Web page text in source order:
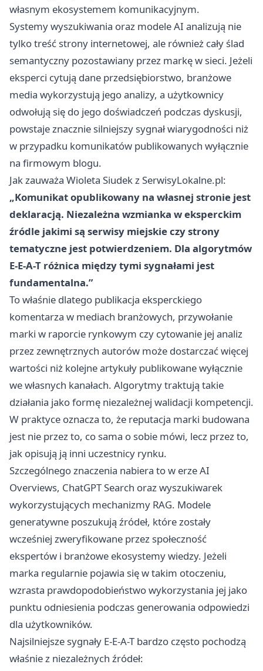
własnym ekosystemem komunikacyjnym.
Systemy wyszukiwania oraz modele AI analizują nie
tylko treść strony internetowej, ale również cały ślad
semantyczny pozostawiany przez markę w sieci. Jeżeli
eksperci cytują dane przedsiębiorstwo, branżowe
media wykorzystują jego analizy, a użytkownicy
odwołują się do jego doświadczeń podczas dyskusji,
powstaje znacznie silniejszy sygnał wiarygodności niż
w przypadku komunikatów publikowanych wyłącznie
na firmowym blogu.
Jak zauważa Wioleta Siudek z SerwisyLokalne.pl:
„Komunikat opublikowany na własnej stronie jest
deklaracją. Niezależna wzmianka w eksperckim
źródle jakimi są serwisy miejskie czy strony
tematyczne jest potwierdzeniem. Dla algorytmów
E-E-A-T różnica między tymi sygnałami jest
fundamentalna.”
To właśnie dlatego publikacja eksperckiego
komentarza w mediach branżowych, przywołanie
marki w raporcie rynkowym czy cytowanie jej analiz
przez zewnętrznych autorów może dostarczać więcej
wartości niż kolejne artykuły publikowane wyłącznie
we własnych kanałach. Algorytmy traktują takie
działania jako formę niezależnej walidacji kompetencji.
W praktyce oznacza to, że reputacja marki budowana
jest nie przez to, co sama o sobie mówi, lecz przez to,
jak opisują ją inni uczestnicy rynku.
Szczególnego znaczenia nabiera to w erze AI
Overviews, ChatGPT Search oraz wyszukiwarek
wykorzystujących mechanizmy RAG. Modele
generatywne poszukują źródeł, które zostały
wcześniej zweryfikowane przez społeczność
ekspertów i branżowe ekosystemy wiedzy. Jeżeli
marka regularnie pojawia się w takim otoczeniu,
wzrasta prawdopodobieństwo wykorzystania jej jako
punktu odniesienia podczas generowania odpowiedzi
dla użytkowników.
Najsilniejsze sygnały E-E-A-T bardzo często pochodzą
właśnie z niezależnych źródeł: